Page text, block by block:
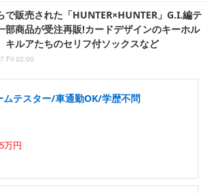
で販売された「HUNTER×HUNTER」G.I.編テ
部商品が受注再販!カードデザインのキーホル
キルアたちのセリフ付ソックスなど
Fri 02:00
ムテスター/車通勤OK/学歴不問
万円